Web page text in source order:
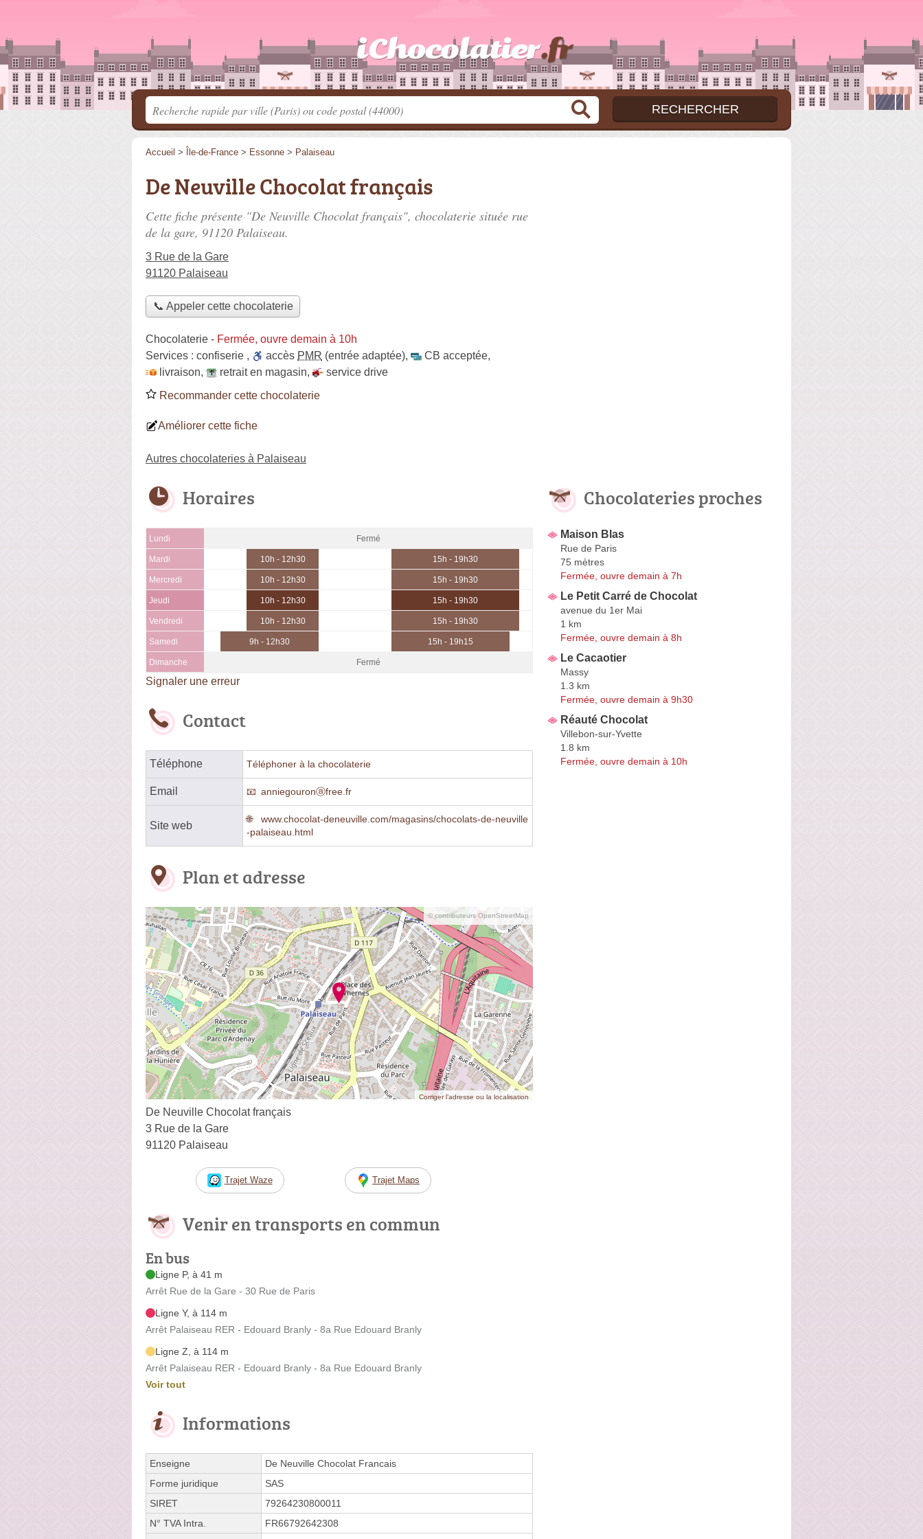
Accueil > Île-de-France > Essonne > Palaiseau
De Neuville Chocolat français
Cette fiche présente "De Neuville Chocolat français", chocolaterie située rue
de la gare, 91120 Palaiseau.
3 Rue de la Gare
91120 Palaiseau
📞 Appeler cette chocolaterie
Chocolaterie - Fermée, ouvre demain à 10h
Services : confiserie , accès PMR (entrée adaptée), CB acceptée,
livraison, retrait en magasin,
service drive
Recommander cette chocolaterie
Améliorer cette fiche
Autres chocolateries à Palaiseau
Horaires
Lundi Fermé
Mardi 10h - 12h30 15h - 19h30
Mercredi 10h - 12h30 15h - 19h30
Jeudi 10h - 12h30 15h - 19h30
Vendredi 10h - 12h30 15h - 19h30
Samedi 9h - 12h30 15h - 19h15
Dimanche Fermé
Signaler une erreur
Contact
Téléphone Téléphoner à la chocolaterie
Email anniegouronⓐfree.fr
Site web
www.chocolat-deneuville.com/magasins/chocolats-de-neuville
-palaiseau.html
Plan et adresse
© contributeurs OpenStreetMap
Corriger l’adresse ou la localisation
De Neuville Chocolat français
3 Rue de la Gare
91120 Palaiseau
Trajet Waze Trajet Maps
Venir en transports en commun
En bus
Ligne P, à 41 m
Arrêt Rue de la Gare - 30 Rue de Paris
Ligne Y, à 114 m
Arrêt Palaiseau RER - Edouard Branly - 8a Rue Edouard Branly
Ligne Z, à 114 m
Arrêt Palaiseau RER - Edouard Branly - 8a Rue Edouard Branly
Voir tout
Informations
Enseigne
De Neuville Chocolat Francais
Forme juridique
SAS
SIRET
79264230800011
N° TVA Intra.
FR66792642308
Chocolateries proches
Maison Blas
Rue de Paris
75 mètres
Fermée, ouvre demain à 7h
Le Petit Carré de Chocolat
avenue du 1er Mai
1 km
Fermée, ouvre demain à 8h
Le Cacaotier
Massy
1.3 km
Fermée, ouvre demain à 9h30
Réauté Chocolat
Villebon-sur-Yvette
1.8 km
Fermée, ouvre demain à 10h